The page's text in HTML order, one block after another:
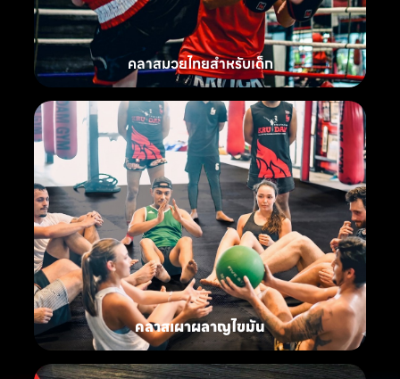
คลาสมวยไทยสำหรับเด็ก
คลาสเผาผลาญไขมัน